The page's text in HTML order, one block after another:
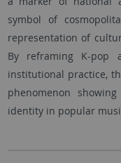
symbol of
representation of
By reframing K-
institutional practice,
phenomenon
identity in popular